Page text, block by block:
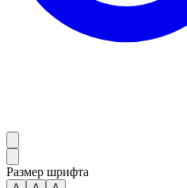
Размер шрифта